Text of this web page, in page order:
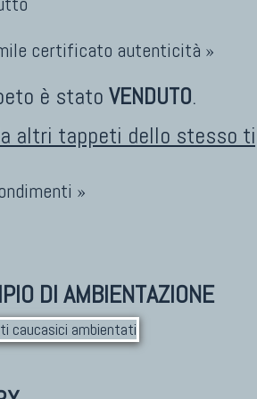
certificato autenticità »
è stato VENDUTO.
altri tappeti dello stesso
»
DI AMBIENTAZIONE